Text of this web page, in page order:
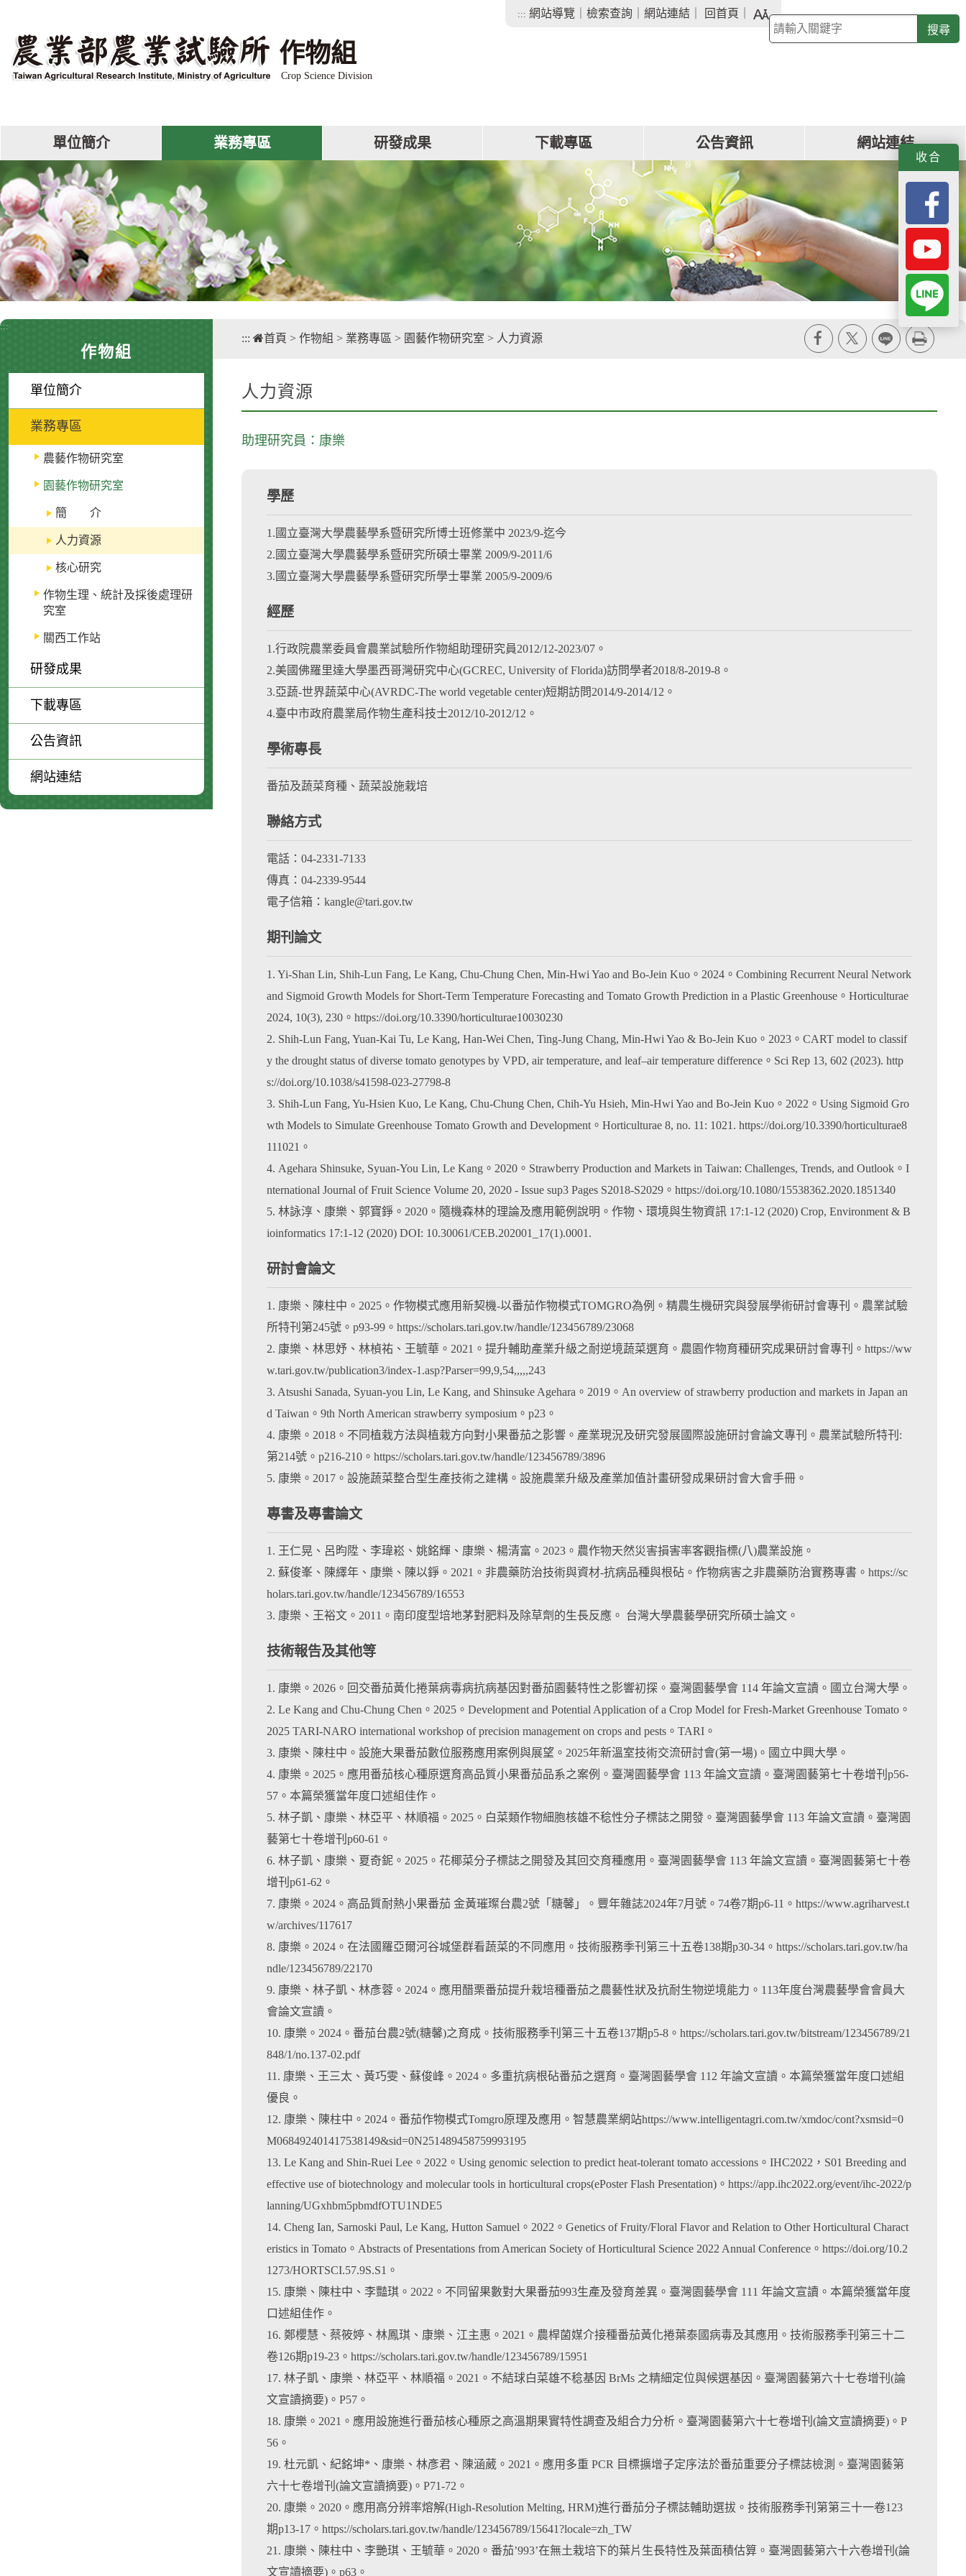
作物組
Crop Science Division
::: 網站導覽 檢索查詢 網站連結 回首頁
字
級
大
關
鍵
單位簡介 業務專區 研發成果 下載專區 公告資訊 網站連結
收合
:::
作物組
單位簡介
業務專區
農藝作物研究室
園藝作物研究室
簡 介
人力資源
核心研究
作物生理、統計及採後處理研
究室
關西工作站
研發成果
下載專區
公告資訊
網站連結
::: 首頁 > 作物組 > 業務專區 > 園藝作物研究室 > 人力資源
人力資源
助理研究員：康樂
學歷
1.國立臺灣大學農藝學系暨研究所博士班修業中 2023/9-迄今
2.國立臺灣大學農藝學系暨研究所碩士畢業 2009/9-2011/6
3.國立臺灣大學農藝學系暨研究所學士畢業 2005/9-2009/6
經歷
1.行政院農業委員會農業試驗所作物組助理研究員2012/12-2023/07。
2.美國佛羅里達大學墨西哥灣研究中心(GCREC, University of Florida)訪問學者2018/8-2019-8。
3.亞蔬-世界蔬菜中心(AVRDC-The world vegetable center)短期訪問2014/9-2014/12。
4.臺中市政府農業局作物生產科技士2012/10-2012/12。
學術專長
番茄及蔬菜育種、蔬菜設施栽培
聯絡方式
電話：04-2331-7133
傳真：04-2339-9544
電子信箱：kangle@tari.gov.tw
期刊論文
1. Yi-Shan Lin, Shih-Lun Fang, Le Kang, Chu-Chung Chen, Min-Hwi Yao and Bo-Jein Kuo。2024。Combining Recurrent Neural Network
and Sigmoid Growth Models for Short-Term Temperature Forecasting and Tomato Growth Prediction in a Plastic Greenhouse。Horticulturae
2024, 10(3), 230。https://doi.org/10.3390/horticulturae10030230
2. Shih-Lun Fang, Yuan-Kai Tu, Le Kang, Han-Wei Chen, Ting-Jung Chang, Min-Hwi Yao & Bo-Jein Kuo。2023。CART model to classif
y the drought status of diverse tomato genotypes by VPD, air temperature, and leaf–air temperature difference。Sci Rep 13, 602 (2023). http
s://doi.org/10.1038/s41598-023-27798-8
3. Shih-Lun Fang, Yu-Hsien Kuo, Le Kang, Chu-Chung Chen, Chih-Yu Hsieh, Min-Hwi Yao and Bo-Jein Kuo。2022。Using Sigmoid Gro
wth Models to Simulate Greenhouse Tomato Growth and Development。Horticulturae 8, no. 11: 1021. https://doi.org/10.3390/horticulturae8
111021。
4. Agehara Shinsuke, Syuan-You Lin, Le Kang。2020。Strawberry Production and Markets in Taiwan: Challenges, Trends, and Outlook。I
nternational Journal of Fruit Science Volume 20, 2020 - Issue sup3 Pages S2018-S2029。https://doi.org/10.1080/15538362.2020.1851340
5. 林詠淳、康樂、郭寶錚。2020。隨機森林的理論及應用範例說明。作物、環境與生物資訊 17:1-12 (2020) Crop, Environment & B
ioinformatics 17:1-12 (2020) DOI: 10.30061/CEB.202001_17(1).0001.
研討會論文
1. 康樂、陳柱中。2025。作物模式應用新契機-以番茄作物模式TOMGRO為例。精農生機研究與發展學術研討會專刊。農業試驗
所特刊第245號。p93-99。https://scholars.tari.gov.tw/handle/123456789/23068
2. 康樂、林思妤、林楨祐、王毓華。2021。提升輔助產業升級之耐逆境蔬菜選育。農園作物育種研究成果研討會專刊。https://ww
w.tari.gov.tw/publication3/index-1.asp?Parser=99,9,54,,,,,243
3. Atsushi Sanada, Syuan-you Lin, Le Kang, and Shinsuke Agehara。2019。An overview of strawberry production and markets in Japan an
d Taiwan。9th North American strawberry symposium。p23。
4. 康樂。2018。不同植栽方法與植栽方向對小果番茄之影響。產業現況及研究發展國際設施研討會論文專刊。農業試驗所特刊:
第214號。p216-210。https://scholars.tari.gov.tw/handle/123456789/3896
5. 康樂。2017。設施蔬菜整合型生產技術之建構。設施農業升級及產業加值計畫研發成果研討會大會手冊。
專書及專書論文
1. 王仁晃、呂昀陞、李瑋崧、姚銘輝、康樂、楊清富。2023。農作物天然災害損害率客觀指標(八)農業設施。
2. 蘇俊峯、陳繹年、康樂、陳以錚。2021。非農藥防治技術與資材-抗病品種與根砧。作物病害之非農藥防治實務專書。https://sc
holars.tari.gov.tw/handle/123456789/16553
3. 康樂、王裕文。2011。南印度型培地茅對肥料及除草劑的生長反應。 台灣大學農藝學研究所碩士論文。
技術報告及其他等
1. 康樂。2026。回交番茄黃化捲葉病毒病抗病基因對番茄園藝特性之影響初探。臺灣園藝學會 114 年論文宣讀。國立台灣大學。
2. Le Kang and Chu-Chung Chen。2025。Development and Potential Application of a Crop Model for Fresh-Market Greenhouse Tomato。
2025 TARI-NARO international workshop of precision management on crops and pests。TARI。
3. 康樂、陳柱中。設施大果番茄數位服務應用案例與展望。2025年新溫室技術交流研討會(第一場)。國立中興大學。
4. 康樂。2025。應用番茄核心種原選育高品質小果番茄品系之案例。臺灣園藝學會 113 年論文宣讀。臺灣園藝第七十卷增刊p56-
57。本篇榮獲當年度口述組佳作。
5. 林子凱、康樂、林亞平、林順福。2025。白菜類作物細胞核雄不稔性分子標誌之開發。臺灣園藝學會 113 年論文宣讀。臺灣園
藝第七十卷增刊p60-61。
6. 林子凱、康樂、夏奇鈮。2025。花椰菜分子標誌之開發及其回交育種應用。臺灣園藝學會 113 年論文宣讀。臺灣園藝第七十卷
增刊p61-62。
7. 康樂。2024。高品質耐熱小果番茄 金黃璀璨台農2號「糖馨」。豐年雜誌2024年7月號。74卷7期p6-11。https://www.agriharvest.t
w/archives/117617
8. 康樂。2024。在法國羅亞爾河谷城堡群看蔬菜的不同應用。技術服務季刊第三十五卷138期p30-34。https://scholars.tari.gov.tw/ha
ndle/123456789/22170
9. 康樂、林子凱、林彥蓉。2024。應用醋栗番茄提升栽培種番茄之農藝性狀及抗耐生物逆境能力。113年度台灣農藝學會會員大
會論文宣讀。
10. 康樂。2024。番茄台農2號(糖馨)之育成。技術服務季刊第三十五卷137期p5-8。https://scholars.tari.gov.tw/bitstream/123456789/21
848/1/no.137-02.pdf
11. 康樂、王三太、黃巧雯、蘇俊峰。2024。多重抗病根砧番茄之選育。臺灣園藝學會 112 年論文宣讀。本篇榮獲當年度口述組
優良。
12. 康樂、陳柱中。2024。番茄作物模式Tomgro原理及應用。智慧農業網站https://www.intelligentagri.com.tw/xmdoc/cont?xsmsid=0
M068492401417538149&sid=0N251489458759993195
13. Le Kang and Shin-Ruei Lee。2022。Using genomic selection to predict heat-tolerant tomato accessions。IHC2022，S01 Breeding and
effective use of biotechnology and molecular tools in horticultural crops(ePoster Flash Presentation)。https://app.ihc2022.org/event/ihc-2022/p
lanning/UGxhbm5pbmdfOTU1NDE5
14. Cheng Ian, Sarnoski Paul, Le Kang, Hutton Samuel。2022。Genetics of Fruity/Floral Flavor and Relation to Other Horticultural Charact
eristics in Tomato。Abstracts of Presentations from American Society of Horticultural Science 2022 Annual Conference。https://doi.org/10.2
1273/HORTSCI.57.9S.S1。
15. 康樂、陳柱中、李豔琪。2022。不同留果數對大果番茄993生產及發育差異。臺灣園藝學會 111 年論文宣讀。本篇榮獲當年度
口述組佳作。
16. 鄭櫻慧、蔡筱婷、林鳳琪、康樂、江主惠。2021。農桿菌媒介接種番茄黃化捲葉泰國病毒及其應用。技術服務季刊第三十二
卷126期p19-23。https://scholars.tari.gov.tw/handle/123456789/15951
17. 林子凱、康樂、林亞平、林順福。2021。不結球白菜雄不稔基因 BrMs 之精細定位與候選基因。臺灣園藝第六十七卷增刊(論
文宣讀摘要)。P57。
18. 康樂。2021。應用設施進行番茄核心種原之高溫期果實特性調查及組合力分析。臺灣園藝第六十七卷增刊(論文宣讀摘要)。P
56。
19. 杜元凱、紀銘坤*、康樂、林彥君、陳涵葳。2021。應用多重 PCR 目標擴增子定序法於番茄重要分子標誌檢測。臺灣園藝第
六十七卷增刊(論文宣讀摘要)。P71-72。
20. 康樂。2020。應用高分辨率熔解(High-Resolution Melting, HRM)進行番茄分子標誌輔助選拔。技術服務季刊第第三十一卷123
期p13-17。https://scholars.tari.gov.tw/handle/123456789/15641?locale=zh_TW
21. 康樂、陳柱中、李艷琪、王毓華。2020。番茄’993’在無土栽培下的葉片生長特性及葉面積估算。臺灣園藝第六十六卷增刊(論
文宣讀摘要)。p63。